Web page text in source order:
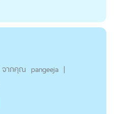
จากคุณ pangeeja |